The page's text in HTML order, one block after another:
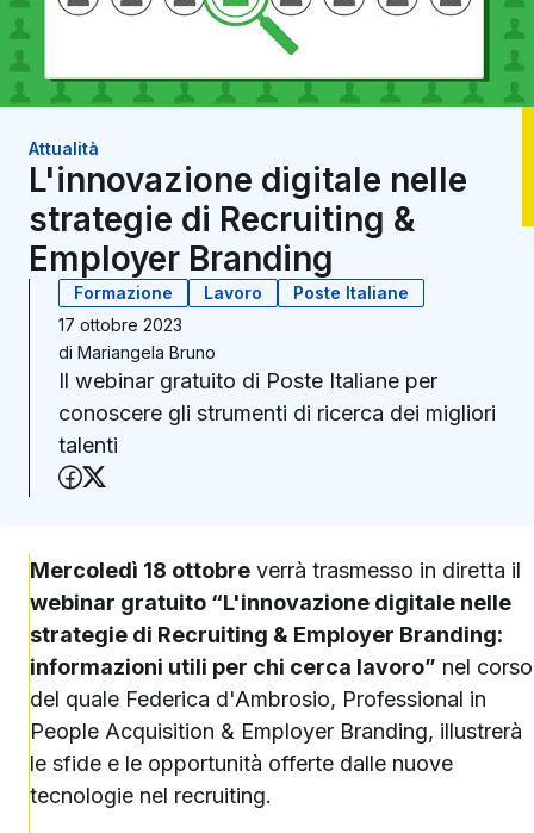
Attualità
L'innovazione digitale nelle
strategie di Recruiting &
Employer Branding
Formazione Lavoro
Poste Italiane
17 ottobre 2023
di Mariangela Bruno
Il webinar gratuito di Poste Italiane per
conoscere gli strumenti di ricerca dei migliori
talenti
Condividi su Facebook
Mercoledì 18 ottobre verrà trasmesso in diretta il
webinar gratuito “L'innovazione digitale nelle
strategie di Recruiting & Employer Branding:
informazioni utili per chi cerca lavoro” nel corso
del quale Federica d'Ambrosio, Professional in
People Acquisition & Employer Branding, illustrerà
le sfide e le opportunità offerte dalle nuove
tecnologie nel recruiting.